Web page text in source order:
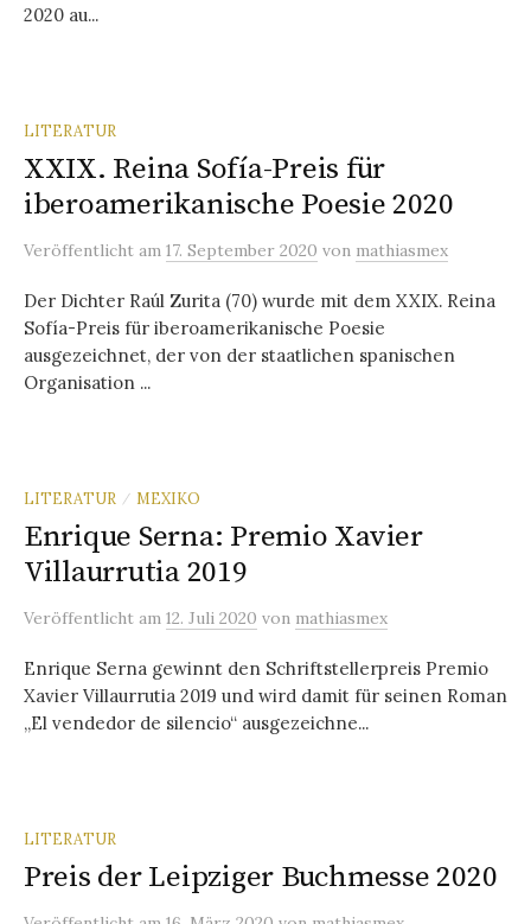
2020 au...
LITERATUR
XXIX. Reina Sofía-Preis für
iberoamerikanische Poesie 2020
Veröffentlicht am 17. September 2020 von mathiasmex
Der Dichter Raúl Zurita (70) wurde mit dem XXIX. Reina
Sofía-Preis für iberoamerikanische Poesie
ausgezeichnet, der von der staatlichen spanischen
Organisation ...
LITERATUR / MEXIKO
Enrique Serna: Premio Xavier
Villaurrutia 2019
Veröffentlicht am 12. Juli 2020 von mathiasmex
Enrique Serna gewinnt den Schriftstellerpreis Premio
Xavier Villaurrutia 2019 und wird damit für seinen Roman
„El vendedor de silencio“ ausgezeichne...
LITERATUR
Preis der Leipziger Buchmesse 2020